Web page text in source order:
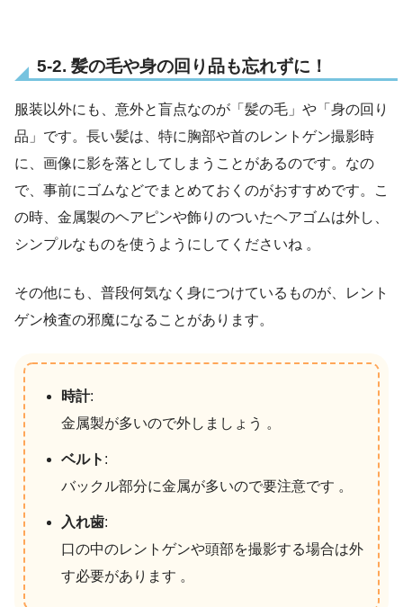
5-2. 髪の毛や身の回り品も忘れずに！
服装以外にも、意外と盲点なのが「髪の毛」や「身の回り
品」です。長い髪は、特に胸部や首のレントゲン撮影時
に、画像に影を落としてしまうことがあるのです。なの
で、事前にゴムなどでまとめておくのがおすすめです。こ
の時、金属製のヘアピンや飾りのついたヘアゴムは外し、
シンプルなものを使うようにしてくださいね 。
その他にも、普段何気なく身につけているものが、レント
ゲン検査の邪魔になることがあります。
時計:
金属製が多いので外しましょう 。
ベルト :
バックル部分に金属が多いので要注意です 。
入れ歯:
口の中のレントゲンや頭部を撮影する場合は外
す必要があります 。